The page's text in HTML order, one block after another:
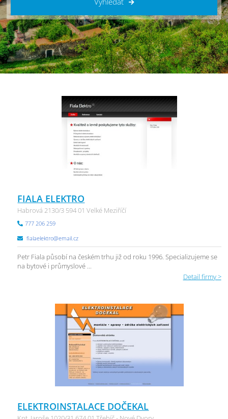
FIALA ELEKTRO
Habrová 2130/3 594 01 Velké Meziříčí
777 206 259
fialaelektro@email.cz
Petr Fiala působí na českém trhu již od roku 1996. Specializujeme se
na bytové i průmyslové ...
Detail firmy >
ELEKTROINSTALACE DOČEKAL